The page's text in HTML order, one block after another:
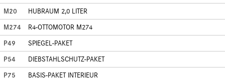
M20
HUBRAUM 2,0 LITER
M274
R4-OTTOMOTOR M274
P49
SPIEGEL-PAKET
P54
DIEBSTAHLSCHUTZ-PAKET
P75
BASIS-PAKET INTERIEUR